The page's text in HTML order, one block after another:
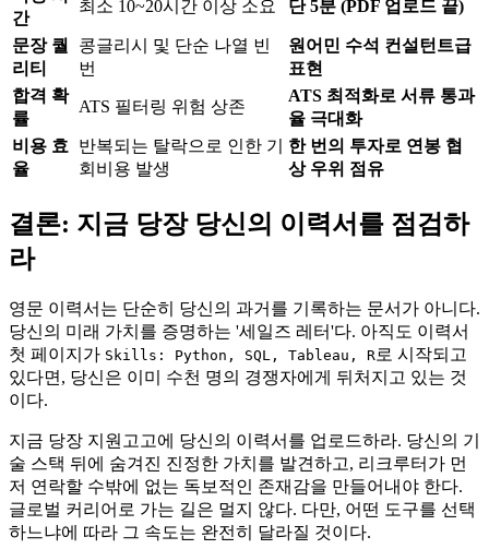
간
최소 10~20시간 이상 소요 단 5분 (PDF 업로드 끝)
문장 퀄
리티
콩글리시 및 단순 나열 빈
번
원어민 수석 컨설턴트급
표현
합격 확
률
ATS 필터링 위험 상존
ATS 최적화로 서류 통과
율 극대화
비용 효
율
반복되는 탈락으로 인한 기
회비용 발생
한 번의 투자로 연봉 협
상 우위 점유
결론: 지금 당장 당신의 이력서를 점검하
라
영문 이력서는 단순히 당신의 과거를 기록하는 문서가 아니다.
당신의 미래 가치를 증명하는 '세일즈 레터'다. 아직도 이력서
첫 페이지가 Skills: Python, SQL, Tableau, R로 시작되고
있다면, 당신은 이미 수천 명의 경쟁자에게 뒤처지고 있는 것
이다.
지금 당장 지원고고에 당신의 이력서를 업로드하라. 당신의 기
술 스택 뒤에 숨겨진 진정한 가치를 발견하고, 리크루터가 먼
저 연락할 수밖에 없는 독보적인 존재감을 만들어내야 한다.
글로벌 커리어로 가는 길은 멀지 않다. 다만, 어떤 도구를 선택
하느냐에 따라 그 속도는 완전히 달라질 것이다.